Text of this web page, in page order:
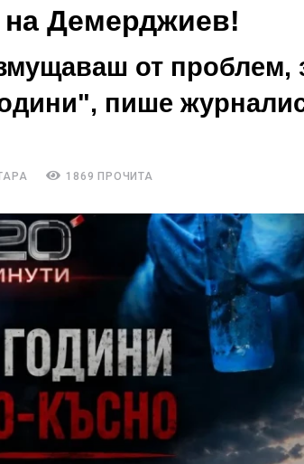
на Демерджиев!
от проблем,
пише
1869 ПРОЧИТА